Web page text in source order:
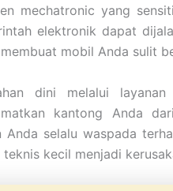
mechatronic yang
elektronik dapat
mobil Anda sulit
dini melalui
kantong Anda
Anda selalu waspada
teknis kecil menjadi